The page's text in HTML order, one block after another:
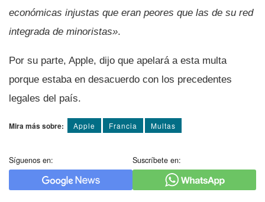
económicas injustas que eran peores que las de su red
integrada de minoristas».
Por su parte, Apple, dijo que apelará a esta multa
porque estaba en desacuerdo con los precedentes
legales del paí­s.
Mira más sobre: Apple Francia Multas
Síguenos en: Suscríbete en: